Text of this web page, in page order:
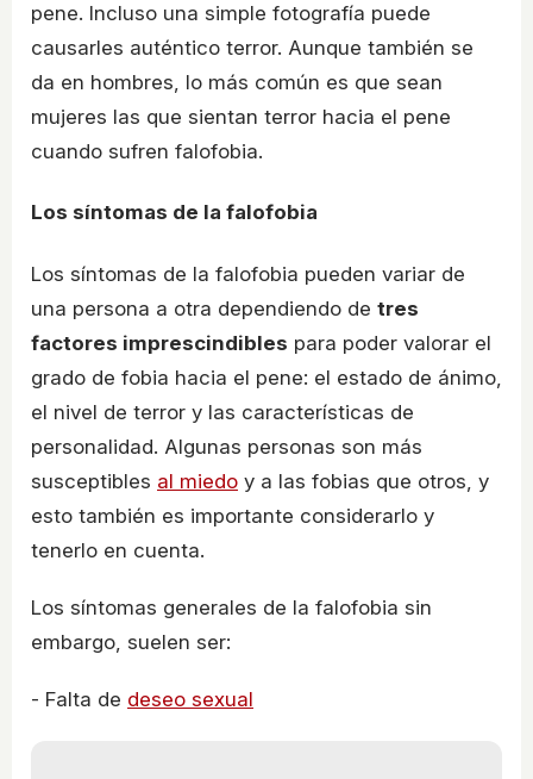
pene. Incluso una simple fotografía puede
causarles auténtico terror. Aunque también se
da en hombres, lo más común es que sean
mujeres las que sientan terror hacia el pene
cuando sufren falofobia.
Los síntomas de la falofobia
Los síntomas de la falofobia pueden variar de
una persona a otra dependiendo de tres
factores imprescindibles para poder valorar el
grado de fobia hacia el pene: el estado de ánimo,
el nivel de terror y las características de
personalidad. Algunas personas son más
susceptibles al miedo y a las fobias que otros, y
esto también es importante considerarlo y
tenerlo en cuenta.
Los síntomas generales de la falofobia sin
embargo, suelen ser:
- Falta de deseo sexual